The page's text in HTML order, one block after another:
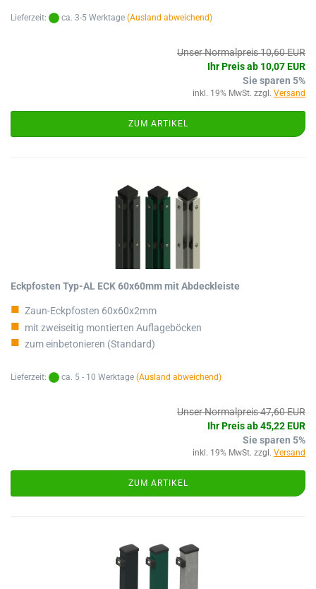
Lieferzeit: ca. 3-5 Werktage (Ausland abweichend)
Unser Normalpreis 10,60 EUR
Ihr Preis ab 10,07 EUR
Sie sparen 5%
inkl. 19% MwSt. zzgl. Versand
ZUM ARTIKEL
Eckpfosten Typ-AL ECK 60x60mm mit Abdeckleiste
Zaun-Eckpfosten 60x60x2mm
mit zweiseitig montierten Auflageböcken
zum einbetonieren (Standard)
Lieferzeit: ca. 5 - 10 Werktage (Ausland abweichend)
Unser Normalpreis 47,60 EUR
Ihr Preis ab 45,22 EUR
Sie sparen 5%
inkl. 19% MwSt. zzgl. Versand
ZUM ARTIKEL